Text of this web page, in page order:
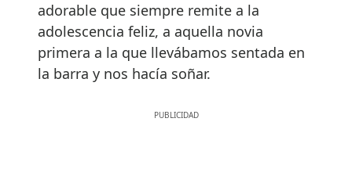
adorable que siempre remite a la
adolescencia feliz, a aquella novia
primera a la que llevábamos sentada en
la barra y nos hacía soñar.